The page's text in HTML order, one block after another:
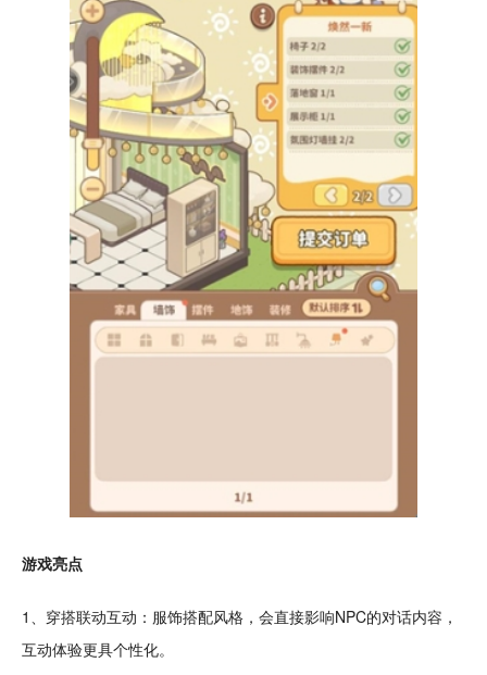
游戏亮点
1、 穿搭联动互动 ：服饰搭配风格，会直接影响NPC的对话内容，
互动体验更具个性化。